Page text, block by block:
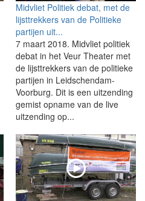
Midvliet Politiek debat, met de
lijsttrekkers van de Politieke
partijen uit...
7 maart 2018. Midvliet politiek
debat in het Veur Theater met
de lijsttrekkers van de politieke
partijen in Leidschendam-
Voorburg. Dit is een uitzending
gemist opname van de live
uitzending op...